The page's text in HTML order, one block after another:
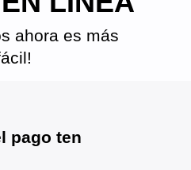
ahora es más
pago ten